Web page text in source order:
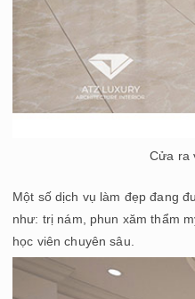
Cửa ra
Một số dịch vụ làm đẹp đang
như: trị nám, phun xăm thẩm
học viên chuyên sâu.